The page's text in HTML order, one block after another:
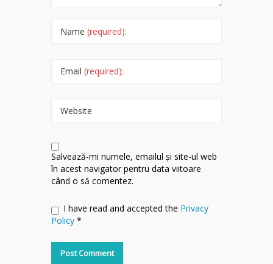
Name (required):
Email (required):
Website
Salvează-mi numele, emailul și site-ul web
în acest navigator pentru data viitoare
când o să comentez.
I have read and accepted the Privacy
Policy *